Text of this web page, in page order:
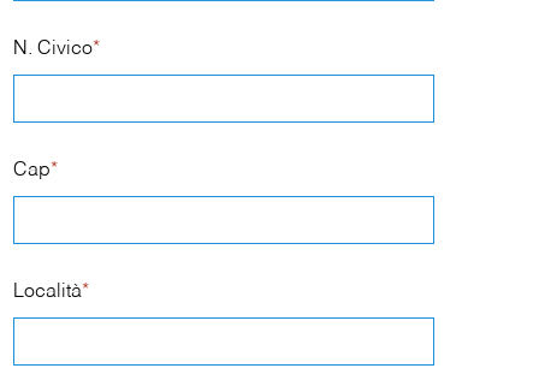
N. Civico*
Cap*
Località*